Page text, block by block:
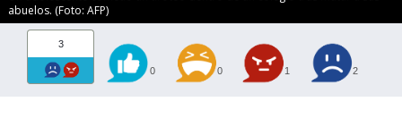
abuelos. (Foto: AFP)
3
0 0 1 2